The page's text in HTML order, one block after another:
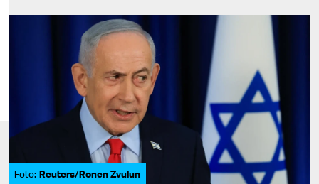
Foto: Reuters/Ronen Zvulun